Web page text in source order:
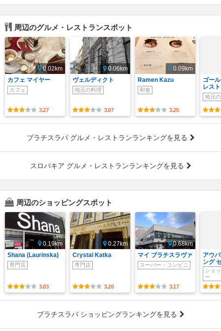
周辺のグルメ・レストランスポット
0.02km
カフェ マイヤー
カフェ
3.27
0.06km
ヴェルディクト
地元の料理
3.07
0.09km
Ramen Kazu
和食
3.25
ゴー
レス
地元
ブラチスラバ グルメ・レストランランキングを見る
スロバキア グルメ・レストランランキングを見る
周辺のショッピングスポット
0.19km
Shana (Laurinska)
専門店
3.03
0.27km
Crystal Katka
専門店
3.20
0.68km
マイ ブラチスラヴァ
スーパー・コンビニ
3.17
アウ
ング
ショ
ー
ブラチスラバ ショッピングランキングを見る